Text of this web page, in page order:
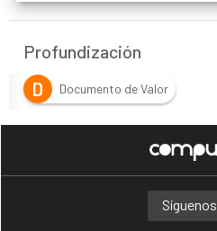
Profundización
D
Documento de Valor
Síguenos